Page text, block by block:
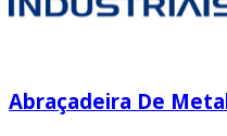
Abraçadeira De